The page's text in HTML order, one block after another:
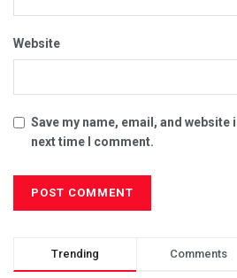
Website
Save my name, email, and
next time I comment.
Trending Comments